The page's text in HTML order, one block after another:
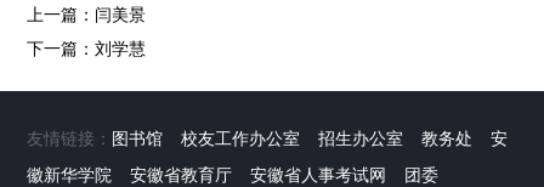
上一篇： 闫美景
下一篇：刘学慧
友情链接： 图书馆 校友工作办公室 招生办公室 教务处
安
徽新华学院
安徽省教育厅 安徽省人事考试网 团委